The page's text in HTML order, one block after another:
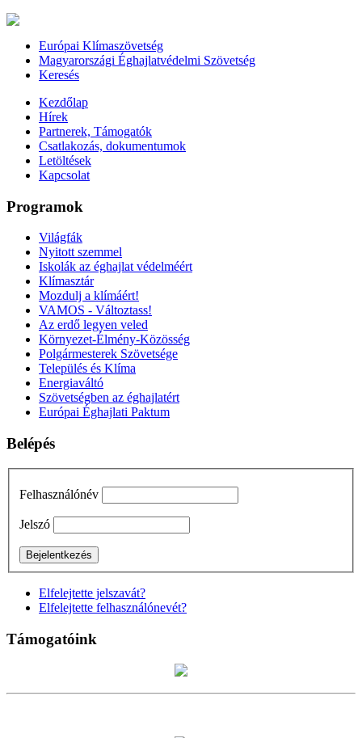
Európai Klímaszövetség
Magyarországi Éghajlatvédelmi Szövetség
Keresés
Kezdőlap
Hírek
Partnerek, Támogatók
Csatlakozás, dokumentumok
Letöltések
Kapcsolat
Programok
Világfák
Nyitott szemmel
Iskolák az éghajlat védelméért
Klímasztár
Mozdulj a klímáért!
VAMOS - Változtass!
Az erdő legyen veled
Környezet-Élmény-Közösség
Polgármesterek Szövetsége
Település és Klíma
Energiaváltó
Szövetségben az éghajlatért
Európai Éghajlati Paktum
Belépés
Felhasználónév
Jelszó
Elfelejtette jelszavát?
Elfelejtette felhasználónevét?
Támogatóink